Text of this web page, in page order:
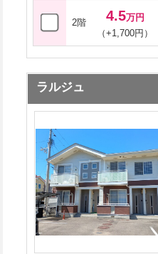
2階 4.5万円
（+1,700円）
ラルジュ